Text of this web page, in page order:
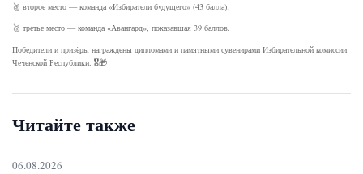
🥈 второе место — команда «Избиратели будущего» (43 балла);
🥉 третье место — команда «Авангард», показавшая 39 баллов.
Победители и призёры награждены дипломами и памятными сувенирами Избирательной комиссии
Чеченской Республики. 🎖️🎁
Читайте также
06.08.2026